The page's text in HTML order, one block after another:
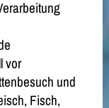
vor
und
Fisch,